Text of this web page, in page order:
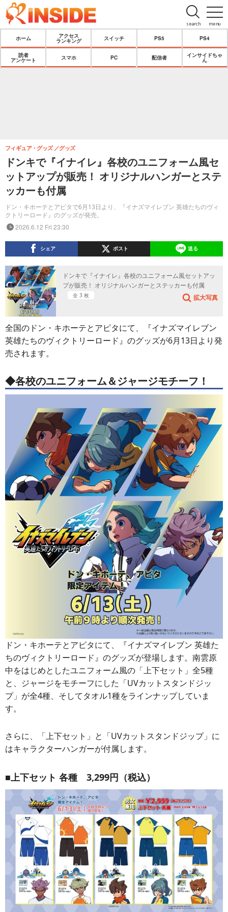
menu
search
ホーム
アクセス
ランキング
スイッチ PS5 PS4
読者
アンケート
スマホ PC 配信者
インサイドちゃ
ん
ドンキで『イナイレ』各校のユニフォーム風セ
ットアップが販売！ オリジナルハンガーとステ
ッカーも付属
ドン・キホーテとアピタで6月13日より、『イナズマイレブン 英雄たちのヴィ
クトリーロード』のグッズが発売。
フィギュア・グッズ グッズ
2026.6.12 Fri 23:30
シェア ポスト 送る
ドンキで『イナイレ』各校のユニフォーム風セットアッ
プが販売！ オリジナルハンガーとステッカーも付属
全 3 枚 拡大写真
全国のドン・キホーテとアピタにて、『イナズマイレブン
英雄たちのヴィクトリーロード』のグッズが6月13日より発
売されます。
◆各校のユニフォーム＆ジャージモチーフ！
ドン・キホーテとアピタにて、『イナズマイレブン 英雄た
ちのヴィクトリーロード』のグッズが登場します。南雲原
中をはじめとしたユニフォーム風の「上下セット」全5種
と、ジャージをモチーフにした「UVカットスタンドジッ
プ」が全4種、そしてタオル1種をラインナップしていま
す。
さらに、「上下セット」と「UVカットスタンドジップ」に
はキャラクターハンガーが付属します。
■上下セット 各種 3,299円（税込）